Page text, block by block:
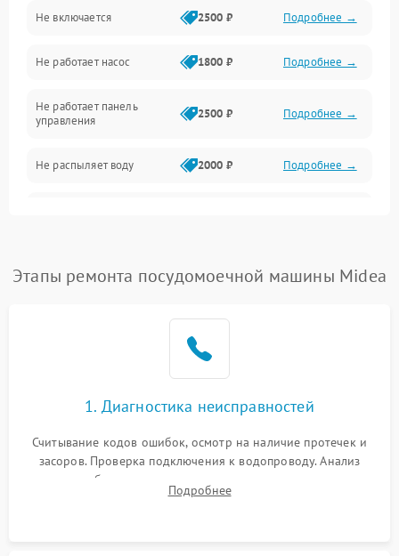
Нагрев
Вода
Гигиена
Программное обеспечение
Не включается 2500 ₽ Подробнее →
Не работает насос 1800 ₽ Подробнее →
Не работает панель
управления
2500 ₽ Подробнее →
Не распыляет воду 2000 ₽ Подробнее →
воды
1800 ₽ Подробнее →
Проблемы с
Этапы ремонта посудомоечной машины Midea
1. Диагностика неисправностей
Считывание кодов ошибок, осмотр на наличие протечек и
засоров. Проверка подключения к водопроводу. Анализ
жалоб на отсутствие слива, нагрева, вращения
разбрызгивателей или срабатывание системы защиты
Подробнее